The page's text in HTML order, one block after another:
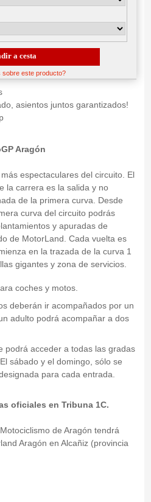
sobre este producto?
asientos juntos garantizados!
Aragón
espectaculares del circuito. El
la carrera es la salida y no
de la primera curva. Desde
curva del circuito podrás
y apuradas de
de MotorLand. Cada vuelta es
en la trazada de la curva 1
gigantes y zona de servicios.
coches y motos.
deberán ir acompañados por un
adulto podrá acompañar a dos
podrá acceder a todas las gradas
sábado y el domingo, sólo se
para cada entrada.
oficiales en Tribuna 1C.
de Aragón tendrá
Aragón en Alcañiz (provincia